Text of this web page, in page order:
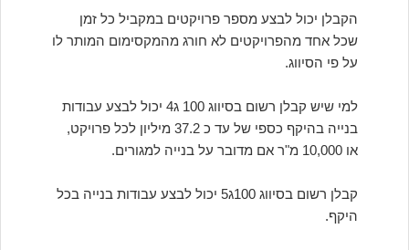
הקבלן יכול לבצע מספר פרויקטים במקביל כל זמן
שכל אחד מהפרויקטים לא חורג מהמקסימום המותר לו
על פי הסיווג.
למי שיש קבלן רשום בסיווג 100 ג4 יכול לבצע עבודות
בנייה בהיקף כספי של עד כ 37.2 מיליון לכל פרויקט,
או 10,000 מ"ר אם מדובר על בנייה למגורים.
קבלן רשום בסיווג 100ג5 יכול לבצע עבודות בנייה בכל
היקף.